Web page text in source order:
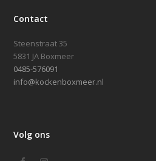
Contact
Steenstraat 35
5831 JA Boxmeer
0485-576091
info@kockenboxmeer.nl
Volg ons